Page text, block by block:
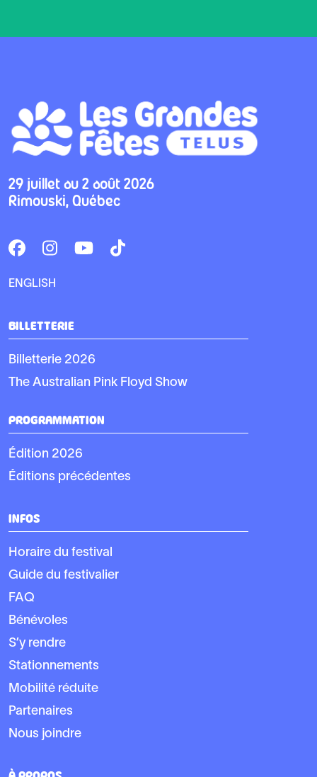
29 juillet au 2 août 2026
Rimouski, Québec
ENGLISH
BILLETTERIE
Billetterie 2026
The Australian Pink Floyd Show
PROGRAMMATION
Édition 2026
Éditions précédentes
INFOS
Horaire du festival
Guide du festivalier
FAQ
Bénévoles
S’y rendre
Stationnements
Mobilité réduite
Partenaires
Nous joindre
À PROPOS